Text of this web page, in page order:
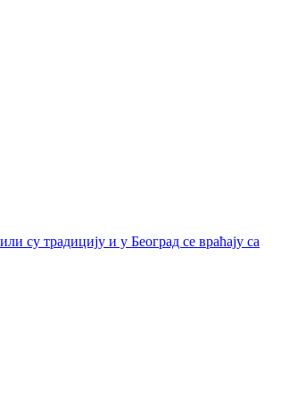
су традицију и у Београд се враћају са